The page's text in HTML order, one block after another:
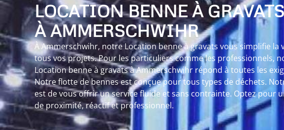
LOCATION BENNE À GRAVATS
À AMMERSCHWIHR
À Ammerschwihr, notre Location benne à gravats vous simplifie la
tous vos projets. Pour les particuliers comme les professionnels,
Location benne à gravats à Ammerschwihr répond à toutes les
Notre flotte de bennes est conçue pour tous types de déchets.
est de vous offrir un service fluide et sans contrainte. Optez pour
de proximité, réactif et professionnel.